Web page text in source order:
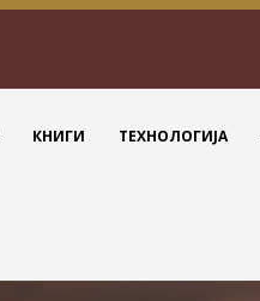
КНИГИ ТЕХНОЛОГИЈА